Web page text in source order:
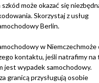
może okazać się
Skorzystaj z usług
Berlin.
w Niemczechmoże
kontaktu, jeśli natrafimy na
jest wypadek samochodowy.
granicą przysługują osobie